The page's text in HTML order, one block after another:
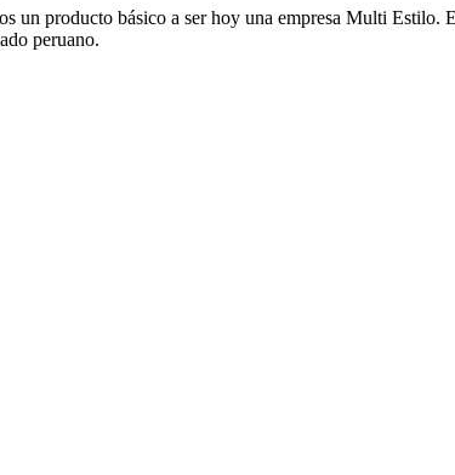
un producto básico a ser hoy una empresa Multi
peruano.